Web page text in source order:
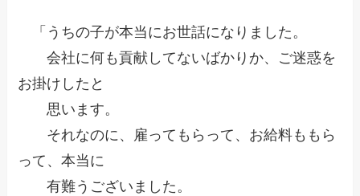
「うちの子が本当にお世話になりました。
会社に何も貢献してないばかりか、ご迷惑を
お掛けしたと
思います。
それなのに、雇ってもらって、お給料ももら
って、本当に
有難うございました。